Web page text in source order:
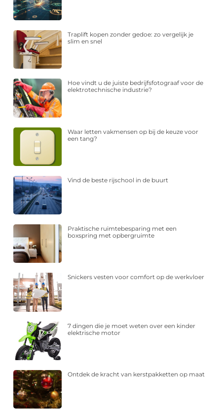
Traplift kopen zonder gedoe: zo vergelijk je
slim en snel
Hoe vindt u de juiste bedrijfsfotograaf voor de
elektrotechnische industrie?
Waar letten vakmensen op bij de keuze voor
een tang?
Vind de beste rijschool in de buurt
Praktische ruimtebesparing met een
boxspring met opbergruimte
Snickers vesten voor comfort op de werkvloer
7 dingen die je moet weten over een kinder
elektrische motor
Ontdek de kracht van kerstpakketten op maat